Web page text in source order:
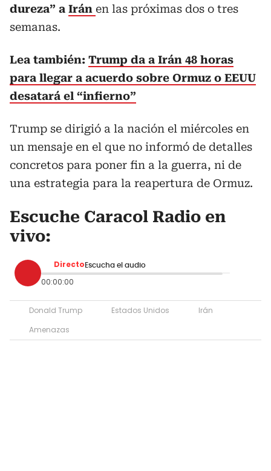
dureza” a Irán en las próximas dos o tres
semanas.
Lea también: Trump da a Irán 48 horas
para llegar a acuerdo sobre Ormuz o EEUU
desatará el “infierno”
Trump se dirigió a la nación el miércoles en
un mensaje en el que no informó de detalles
concretos para poner fin a la guerra, ni de
una estrategia para la reapertura de Ormuz.
Escuche Caracol Radio en
vivo:
Directo Escucha el audio
00:00:00
Donald Trump Estados Unidos
Irán
Amenazas